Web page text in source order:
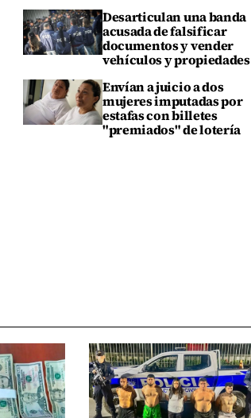
Desarticulan una banda
acusada de falsificar
documentos y vender
vehículos y propiedades
Envían a juicio a dos
mujeres imputadas por
estafas con billetes
"premiados" de lotería